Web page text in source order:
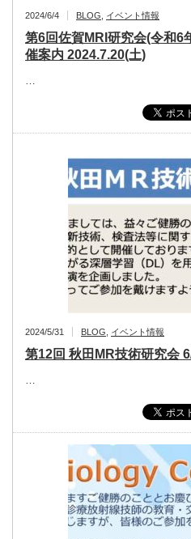
2024/6/4 BLOG イベント情報
第6回佐賀MRI研究会(令和6
催案内 2024.7.20(土)
…
2024/5/31 BLOG イベント情報
第12回 秋田MR技術研究会
…